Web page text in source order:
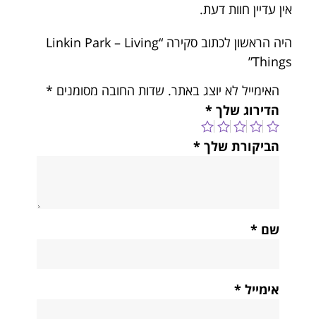
אין עדיין חוות דעת.
היה הראשון לכתוב סקירה “Linkin Park – Living
Things”
האימייל לא יוצג באתר. שדות החובה מסומנים *
הדירוג שלך *
הביקורת שלך *
שם *
אימייל *